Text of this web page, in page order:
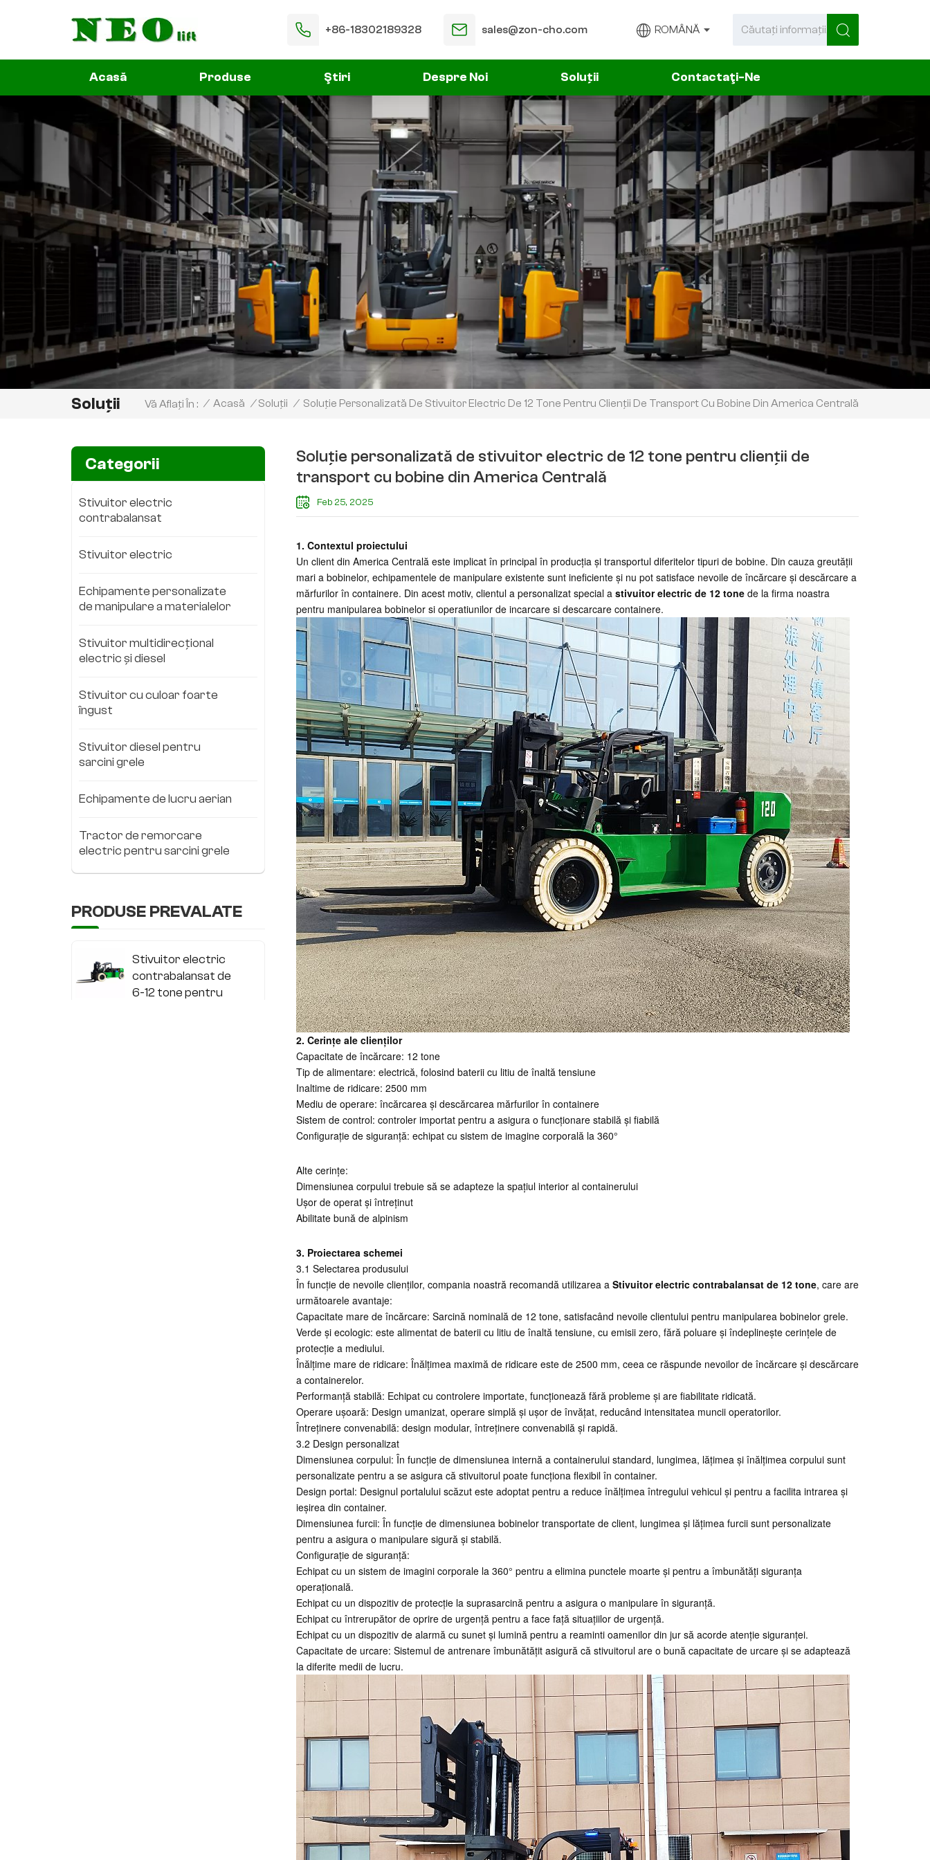
+86-18302189328 sales@zon-cho.com ROMÂNĂ
Acasă Produse Ştiri Despre Noi Soluții Contactaţi-Ne
Soluții Vă Aflați În : / Acasă / Soluții / Soluție Personalizată De Stivuitor Electric De 12 Tone Pentru Clienții De Transport Cu Bobine Din America Centrală
Soluție personalizată de stivuitor electric de 12 tone pentru clienții de
transport cu bobine din America Centrală
Feb 25, 2025
1. Contextul proiectului
Un client din America Centrală este implicat în principal în producția și transportul diferitelor tipuri de bobine. Din cauza greutății
mari a bobinelor, echipamentele de manipulare existente sunt ineficiente și nu pot satisface nevoile de încărcare și descărcare a
mărfurilor în containere. Din acest motiv, clientul a personalizat special a stivuitor electric de 12 tonede la firma noastra
pentru manipularea bobinelor si operatiunilor de incarcare si descarcare containere.
2. Cerințe ale clienților
Capacitate de încărcare: 12 tone
Tip de alimentare: electrică, folosind baterii cu litiu de înaltă tensiune
Inaltime de ridicare: 2500 mm
Mediu de operare: încărcarea și descărcarea mărfurilor în containere
Sistem de control: controler importat pentru a asigura o funcționare stabilă și fiabilă
Configurație de siguranță: echipat cu sistem de imagine corporală la 360°
Alte cerințe:
Dimensiunea corpului trebuie să se adapteze la spațiul interior al containerului
Ușor de operat și întreținut
Abilitate bună de alpinism
3. Proiectarea schemei
3.1 Selectarea produsului
În funcție de nevoile clienților, compania noastră recomandă utilizarea a Stivuitor electric contrabalansat de 12 tone, care are
următoarele avantaje:
Capacitate mare de încărcare: Sarcină nominală de 12 tone, satisfacând nevoile clientului pentru manipularea bobinelor grele.
Verde și ecologic: este alimentat de baterii cu litiu de înaltă tensiune, cu emisii zero, fără poluare și îndeplinește cerințele de
protecție a mediului.
Înălțime mare de ridicare: Înălțimea maximă de ridicare este de 2500 mm, ceea ce răspunde nevoilor de încărcare și descărcare
a containerelor.
Performanță stabilă: Echipat cu controlere importate, funcționează fără probleme și are fiabilitate ridicată.
Operare ușoară: Design umanizat, operare simplă și ușor de învățat, reducând intensitatea muncii operatorilor.
Întreținere convenabilă: design modular, întreținere convenabilă și rapidă.
3.2 Design personalizat
Dimensiunea corpului: În funcție de dimensiunea internă a containerului standard, lungimea, lățimea și înălțimea corpului sunt
personalizate pentru a se asigura că stivuitorul poate funcționa flexibil în container.
Design portal: Designul portalului scăzut este adoptat pentru a reduce înălțimea întregului vehicul și pentru a facilita intrarea și
ieșirea din container.
Dimensiunea furcii: În funcție de dimensiunea bobinelor transportate de client, lungimea și lățimea furcii sunt personalizate
pentru a asigura o manipulare sigură și stabilă.
Configurație de siguranță:
Echipat cu un sistem de imagini corporale la 360° pentru a elimina punctele moarte și pentru a îmbunătăți siguranța
operațională.
Echipat cu un dispozitiv de protecție la suprasarcină pentru a asigura o manipulare în siguranță.
Echipat cu întrerupător de oprire de urgență pentru a face față situațiilor de urgență.
Echipat cu un dispozitiv de alarmă cu sunet și lumină pentru a reaminti oamenilor din jur să acorde atenție siguranței.
Capacitate de urcare: Sistemul de antrenare îmbunătățit asigură că stivuitorul are o bună capacitate de urcare și se adaptează
la diferite medii de lucru.
Categorii
Stivuitor electric
contrabalansat
Stivuitor electric
Echipamente personalizate
de manipulare a materialelor
Stivuitor multidirecțional
electric și diesel
Stivuitor cu culoar foarte
îngust
Stivuitor diesel pentru
sarcini grele
Echipamente de lucru aerian
Tractor de remorcare
electric pentru sarcini grele
PRODUSE PREVALATE
Stivuitor electric
contrabalansat de
6-12 tone pentru